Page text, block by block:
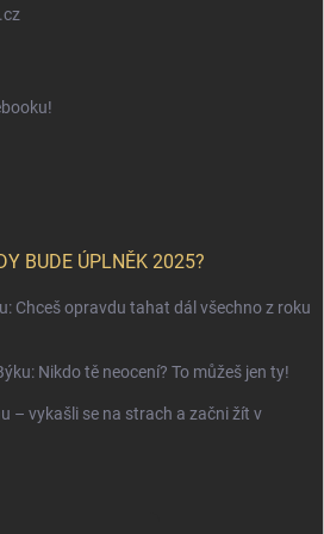
BUDE ÚPLNĚK 2025?
Chceš opravdu tahat dál všechno z roku
Nikdo tě neocení? To můžeš jen ty!
– vykašli se na strach a začni žít v